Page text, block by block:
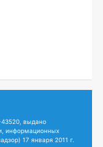
выдано
информационных
17 января 2011 г.